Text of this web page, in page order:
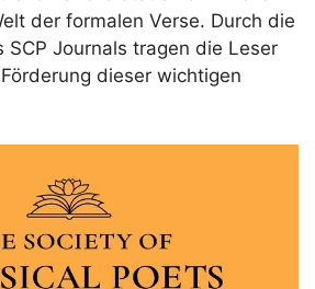
der formalen Verse. Durch die
Journals tragen die Leser
dieser wichtigen